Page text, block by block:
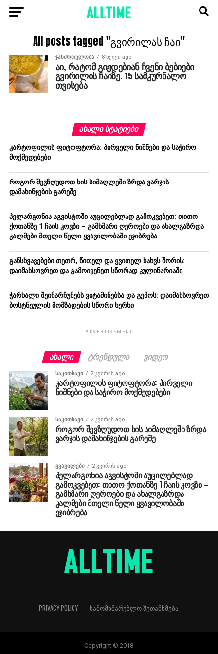
All posts tagged "გვირილას ჩაი"
ᲯᲐᲜᲛᲠᲗᲔᲚᲝᲑᲐ 8 წელი ago
აი, რატომ გიჟდებიან ჩვენი ბებიები
გვირილის ჩაიზე. 15 სამკურნალო
თვისება
ᲐᲮᲐᲚᲘ ᲡᲢᲐᲢᲘᲔᲑᲘ
კარტოფილის ფიტოფტორა: პირველი ნიშნები და საჭირო
მოქმედებები
როგორ შევზღუდოთ ხის სიმაღლეში ზრდა ვარჯის
დამახინჯების გარეშე
პელარგონია აგვისტოში აუცილებლად გამოკვებეთ: თითო
ქოთანზე 1 ჩაის კოვზი – გამხმარი ღეროები და ახალგაზრდა
კალმები მთელი წელი ყვავილობაში ეჯიბრება
განსხვავებები თეთრ, წითელ და ყვითელ ხახვს შორის:
დაიმახსოვრეთ და გამოიყენეთ სწორად კულინარიაში
ჭარხალი შეინარჩუნებს ვიტამინებსა და გემოს: დაიმახსოვრეთ
ბოსტნეულის მომზადების სწორი ხერხი
ADVERTISEMENT
ᲐᲮᲐᲚᲘ ᲢᲠᲔᲜᲓᲣᲚᲘ ᲕᲘᲓᲔᲝ
ᲡᲐᲙᲘᲗᲮᲐᲕᲘ 2 კვირის ago
კარტოფილის ფიტოფტორა: პირველი
ნიშნები და საჭირო მოქმედებები
ᲡᲐᲙᲘᲗᲮᲐᲕᲘ 2 კვირის ago
როგორ შევზღუდოთ ხის სიმაღლეში ზრდა
ვარჯის დამახინჯების გარეშე
ᲧᲕᲐᲕᲘᲚᲔᲑᲘ 2 კვირის ago
პელარგონია აგვისტოში აუცილებლად
გამოკვებეთ: თითო ქოთანზე 1 ჩაის კოვზი –
გამხმარი ღეროები და ახალგაზრდა
კალმები მთელი წელი ყვავილობაში
ეჯიბრება
PRIVACY POLICY ᲡᲐᲛᲝᲛᲮᲛᲐᲠᲔᲑᲚᲝ ᲨᲔᲗᲐᲜᲮᲛᲔᲑᲐ
Copyright © 2018